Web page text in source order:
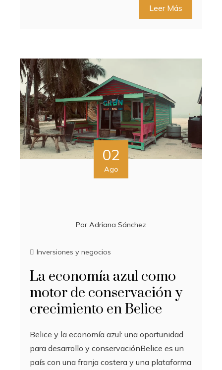
Leer Más
02
Ago
Por Adriana Sánchez
Inversiones y negocios
La economía azul como
motor de conservación y
crecimiento en Belice
Belice y la economía azul: una oportunidad
para desarrollo y conservaciónBelice es un
país con una franja costera y una plataforma